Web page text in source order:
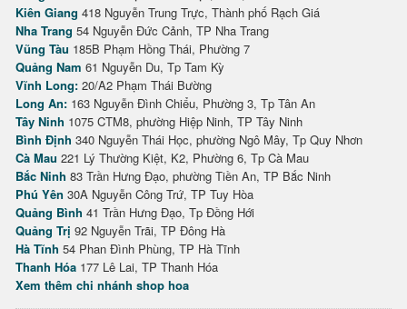
Kiên Giang 418 Nguyễn Trung Trực, Thành phố Rạch Giá
Nha Trang 54 Nguyễn Đức Cảnh, TP Nha Trang
Vũng Tàu 185B Phạm Hồng Thái, Phường 7
Quảng Nam 61 Nguyễn Du, Tp Tam Kỳ
Vĩnh Long: 20/A2 Phạm Thái Bường
Long An: 163 Nguyễn Đình Chiểu, Phường 3, Tp Tân An
Tây Ninh 1075 CTM8, phường Hiệp Ninh, TP Tây Ninh
Bình Định 340 Nguyễn Thái Học, phường Ngô Mây, Tp Quy Nhơn
Cà Mau 221 Lý Thường Kiệt, K2, Phường 6, Tp Cà Mau
Bắc Ninh 83 Trần Hưng Đạo, phường Tiền An, TP Bắc Ninh
Phú Yên 30A Nguyễn Công Trứ, TP Tuy Hòa
Quảng Bình 41 Trần Hưng Đạo, Tp Đồng Hới
Quảng Trị 92 Nguyễn Trãi, TP Đông Hà
Hà Tĩnh 54 Phan Đình Phùng, TP Hà Tĩnh
Thanh Hóa 177 Lê Lai, TP Thanh Hóa
Xem thêm chi nhánh shop hoa